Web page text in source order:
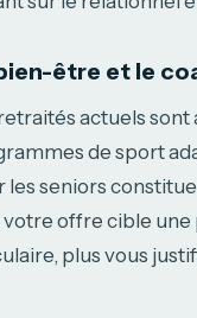
être et le
actuels
de sport
les seniors
votre offre cible
plus vous